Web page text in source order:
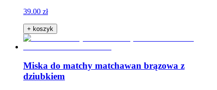
39.00 zł
+ koszyk
Miska do matchy matchawan brązowa z
dziubkiem